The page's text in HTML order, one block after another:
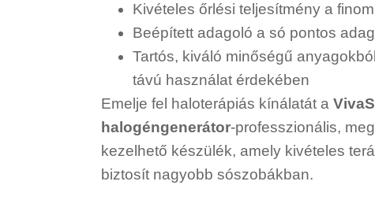
Kivételes őrlési teljesítmény a
Beépített adagoló a só pontos
Tartós, kiváló minőségű
távú használat érdekében
Emelje fel haloterápiás kínálatát a
halogéngenerátor-professzionális,
kezelhető készülék, amely kivételes
biztosít nagyobb sószobákban.